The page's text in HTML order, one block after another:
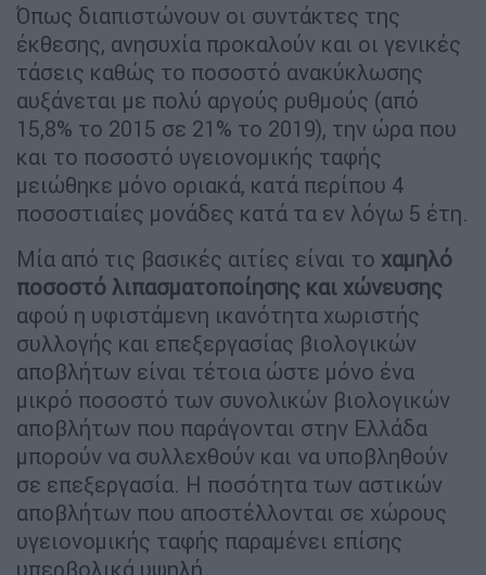
Όπως διαπιστώνουν οι συντάκτες της
έκθεσης, ανησυχία προκαλούν και οι γενικές
τάσεις καθώς το ποσοστό ανακύκλωσης
αυξάνεται με πολύ αργούς ρυθμούς (από
15,8% το 2015 σε 21% το 2019), την ώρα που
και το ποσοστό υγειονομικής ταφής
μειώθηκε μόνο οριακά, κατά περίπου 4
ποσοστιαίες μονάδες κατά τα εν λόγω 5 έτη.
Μία από τις βασικές αιτίες είναι το χαμηλό
ποσοστό λιπασματοποίησης και χώνευσης
αφού η υφιστάμενη ικανότητα χωριστής
συλλογής και επεξεργασίας βιολογικών
αποβλήτων είναι τέτοια ώστε μόνο ένα
μικρό ποσοστό των συνολικών βιολογικών
αποβλήτων που παράγονται στην Ελλάδα
μπορούν να συλλεχθούν και να υποβληθούν
σε επεξεργασία. Η ποσότητα των αστικών
αποβλήτων που αποστέλλονται σε χώρους
υγειονομικής ταφής παραμένει επίσης
υπερβολικά υψηλή.